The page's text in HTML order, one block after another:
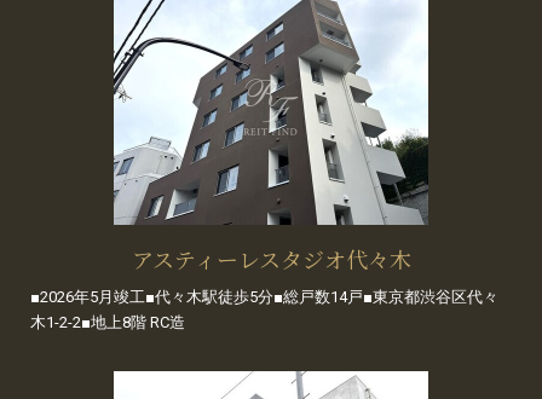
アスティーレスタジオ代々木
■2026年5月竣工■代々木駅徒歩5分■総戸数14戸■東京都渋谷区代々
木1-2-2■地上8階 RC造